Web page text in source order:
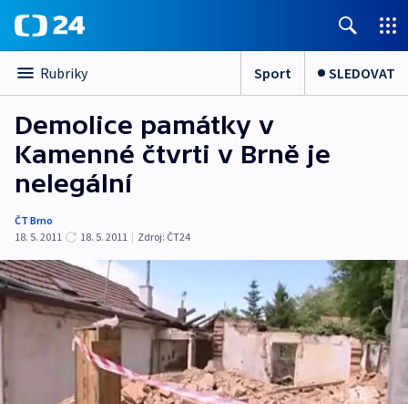
Rubriky Sport SLEDOVAT
Demolice památky v
Kamenné čtvrti v Brně je
nelegální
ČT Brno
18. 5. 2011
18. 5. 2011 | Zdroj: ČT24